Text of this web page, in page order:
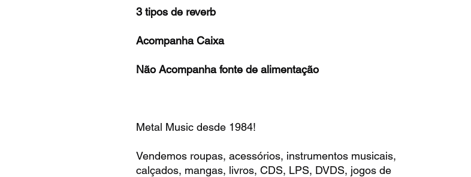
3 tipos de reverb
Acompanha Caixa
Não Acompanha fonte de alimentação
Metal Music desde 1984!
Vendemos roupas, acessórios, instrumentos musicais,
calçados, mangas, livros, CDS, LPS, DVDS, jogos de